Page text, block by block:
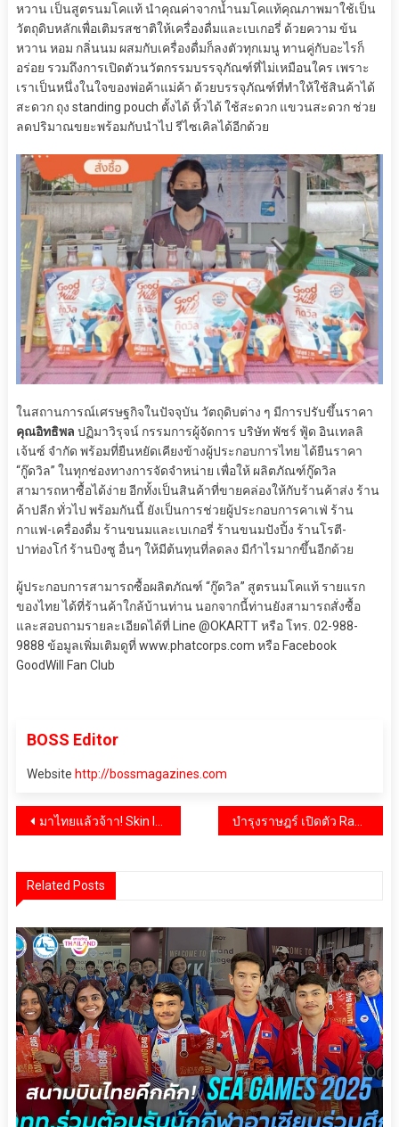
หวาน เป็นสูตรนมโคแท้ นำคุณค่าจากน้ำนมโคแท้คุณภาพมาใช้เป็น
วัตถุดิบหลักเพื่อเติมรสชาติให้เครื่องดื่มและเบเกอรี่ ด้วยความ ข้น
หวาน หอม กลิ่นนม ผสมกับเครื่องดื่มก็ลงตัวทุกเมนู ทานคู่กับอะไรก็
อร่อย รวมถึงการเปิดตัวนวัตกรรมบรรจุภัณฑ์ที่ไม่เหมือนใคร เพราะ
เราเป็นหนึ่งในใจของพ่อค้าแม่ค้า ด้วยบรรจุภัณฑ์ที่ทำให้ใช้สินค้าได้
สะดวก ถุง standing pouch ตั้งได้ หิ้วได้ ใช้สะดวก แขวนสะดวก ช่วย
ลดปริมาณขยะพร้อมกับนำไป รีไซเคิลได้อีกด้วย
ในสถานการณ์เศรษฐกิจในปัจจุบัน วัตถุดิบต่าง ๆ มีการปรับขึ้นราคา
คุณอิทธิพล ปฏิมาวิรุจน์ กรรมการผู้จัดการ บริษัท พัชร์ ฟู้ด อินเทลลิ
เจ้นซ์ จำกัด พร้อมที่ยืนหยัดเคียงข้างผู้ประกอบการไทย ได้ยืนราคา
“กู๊ดวิล” ในทุกช่องทางการจัดจำหน่าย เพื่อให้ ผลิตภัณฑ์กู๊ดวิล
สามารถหาซื้อได้ง่าย อีกทั้งเป็นสินค้าที่ขายคล่องให้กับร้านค้าส่ง ร้าน
ค้าปลีก ทั่วไป พร้อมกันนี้ ยังเป็นการช่วยผู้ประกอบการคาเฟ่ ร้าน
กาแฟ-เครื่องดื่ม ร้านขนมและเบเกอรี่ ร้านขนมปังปิ้ง ร้านโรตี-
ปาท่องโก๋ ร้านบิงซู อื่นๆ ให้มีต้นทุนที่ลดลง มีกำไรมากขึ้นอีกด้วย
ผู้ประกอบการสามารถซื้อผลิตภัณฑ์ “กู๊ดวิล” สูตรนมโคแท้ รายแรก
ของไทย ได้ที่ร้านค้าใกล้บ้านท่าน นอกจากนี้ท่านยังสามารถสั่งซื้อ
และสอบถามรายละเอียดได้ที่ Line @OKARTT หรือ โทร. 02-988-
9888 ข้อมูลเพิ่มเติมดูที่ www.phatcorps.com หรือ Facebook
GoodWill Fan Club
BOSS Editor
Website http://bossmagazines.com
แนะแนว
มาไทยแล้วจ้าา! Skin Inc ผู้นำระดับโลกด้านผลิตภัณฑ์ สกิน-เทค
Related Posts